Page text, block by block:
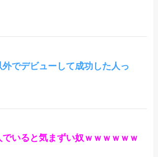
でデビューして成功した人っ
いると気まずい奴ｗｗｗｗｗｗ